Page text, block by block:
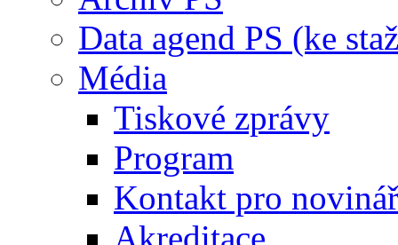
Data agend PS (ke
Média
Tiskové zprávy
Program
Kontakt pro
Akreditace